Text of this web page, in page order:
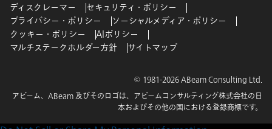
ディスクレーマー
セキュリティ・ポリシー
プライバシー・ポリシー
ソーシャルメディア・ポリシー
クッキー・ポリシー
AIポリシー
マルチステークホルダー方針
サイトマップ
© 1981-2026 ABeam Consulting Ltd.
アビーム、ABeam 及びそのロゴは、アビームコンサルティング株式会社の日
本およびその他の国における登録商標です。